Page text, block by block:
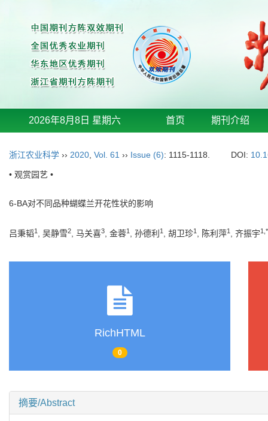
2026年8月8日 星期六 首页 期刊介绍
浙江农业科学 ›› 2020 Vol. 61 ›› Issue (6): 1115-1118. DOI:
• 观赏园艺 •
6-BA对不同品种蝴蝶兰开花性状的影响
吕秉韬1 , 吴静雪2, 马关喜3, 金蓉1 , 孙德利 1 , 胡卫珍1 , 陈利萍1 , 齐振宇1,*
RichHTML
0
摘要/Abstract